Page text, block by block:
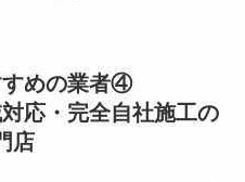
すめの業者④
応・完全自社施工の
店